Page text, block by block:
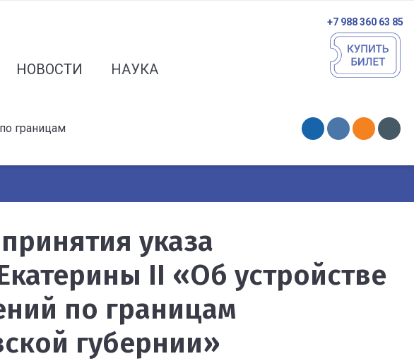
НОВОСТИ НАУКА
+7 988 360 63 85
границам
указа
II «Об устройстве
по границам
губернии»